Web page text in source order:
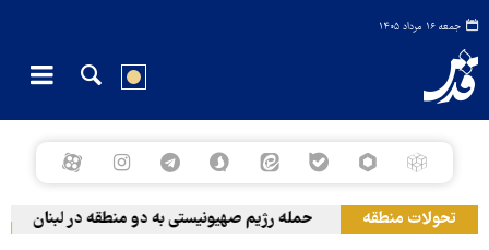
جمعه ۱۶ مرداد ۱۴۰۵
تحولات منطقه حمله رژیم صهیونیستی به دو منطقه در لبنان